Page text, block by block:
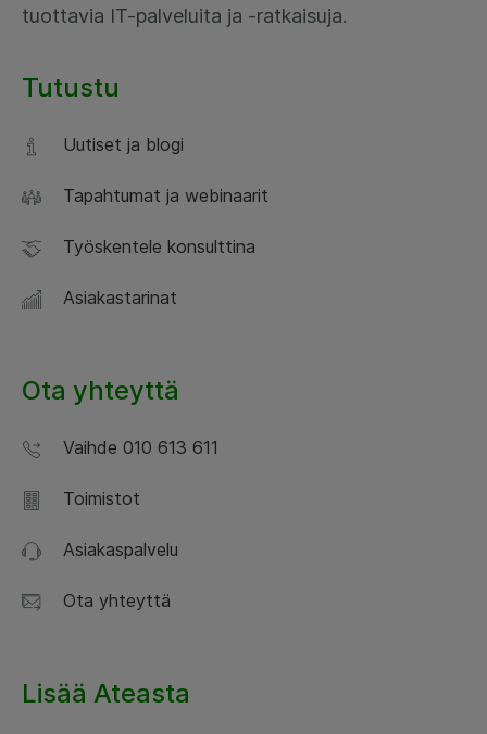
tuottavia IT-palveluita ja -ratkaisuja.
Tutustu
Uutiset ja blogi
Tapahtumat ja webinaarit
Työskentele konsulttina
Asiakastarinat
Ota yhteyttä
Vaihde 010 613 611
Toimistot
Asiakaspalvelu
Ota yhteyttä
Lisää Ateasta